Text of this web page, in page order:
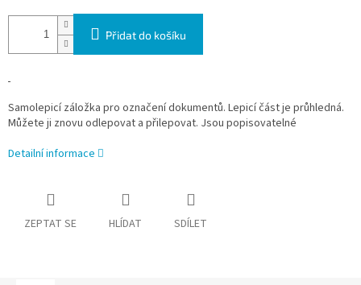
Přidat do košíku
Samolepicí záložka pro označení dokumentů. Lepicí část je průhledná.
Můžete ji znovu odlepovat a přilepovat. Jsou popisovatelné
Detailní informace
ZEPTAT SE HLÍDAT SDÍLET